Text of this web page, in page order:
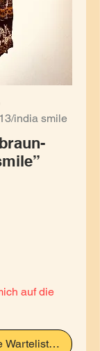
india smile
auf die
setzen